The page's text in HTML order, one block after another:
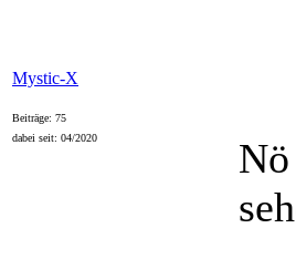
Mystic-X
Beiträge: 75
dabei seit: 04/2020